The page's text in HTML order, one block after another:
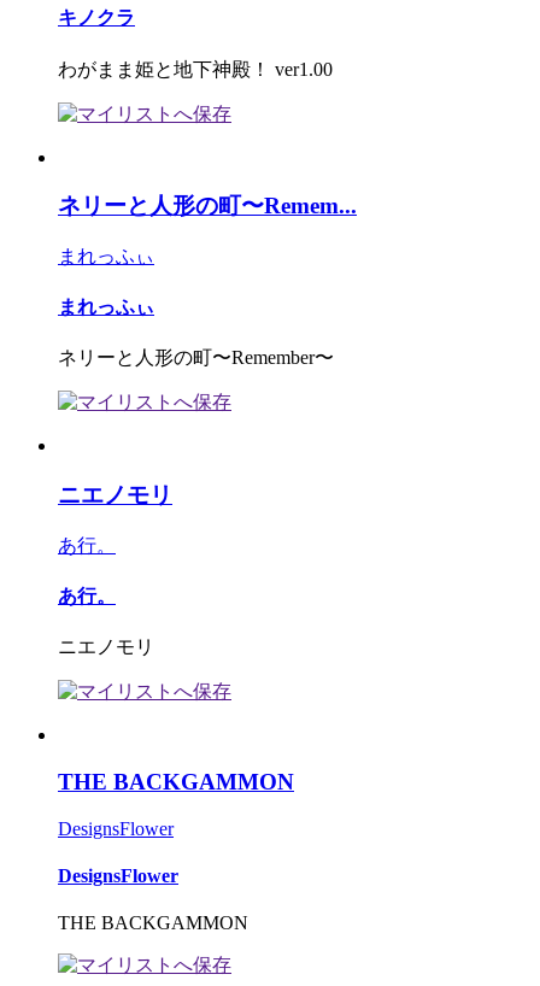
キノクラ
わがまま姫と地下神殿！ ver1.00
ネリーと人形の町〜Remem...
まれっふぃ
まれっふぃ
ネリーと人形の町〜Remember〜
ニエノモリ
あ行。
あ行。
ニエノモリ
THE BACKGAMMON
DesignsFlower
DesignsFlower
THE BACKGAMMON